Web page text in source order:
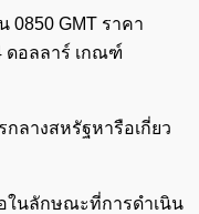
0850 GMT ราคา
ดอลลาร์ เกณฑ์
ลางสหรัฐหารือเกี่ยว
ในลักษณะที่การดำเนิน